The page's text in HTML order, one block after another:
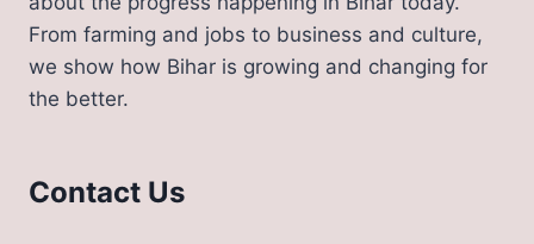
From farming and jobs to business and culture,
we show how Bihar is growing and changing for
the better.
Contact Us